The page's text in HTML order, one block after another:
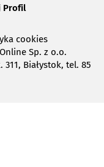
Profil
cookies
Sp. z o.o.
Białystok, tel. 85